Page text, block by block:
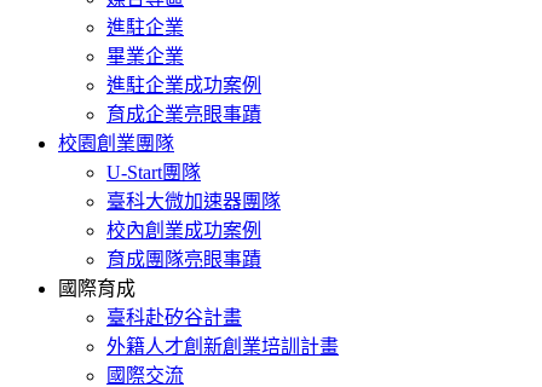
進駐企業
畢業企業
進駐企業成功案例
育成企業亮眼事蹟
校園創業團隊
U-Start團隊
臺科大微加速器團隊
校內創業成功案例
育成團隊亮眼事蹟
國際育成
臺科赴矽谷計畫
外籍人才創新創業培訓計畫
國際交流